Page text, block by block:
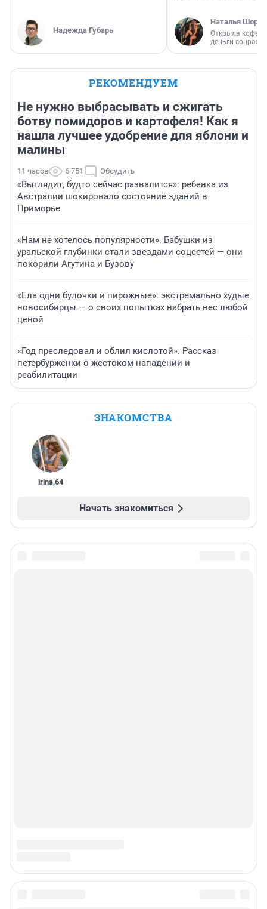
Надежда Губарь
Наталья
Открыла
деньги
РЕКОМЕНДУЕМ
Не нужно выбрасывать и сжигать
ботву помидоров и картофеля! Как я
нашла лучшее удобрение для яблони и
малины
11 часов 6 751 Обсудить
«Выглядит, будто сейчас развалится»: ребенка из
Австралии шокировало состояние зданий в
Приморье
«Нам не хотелось популярности». Бабушки из
уральской глубинки стали звездами соцсетей — они
покорили Агутина и Бузову
«Ела одни булочки и пирожные»: экстремально худые
новосибирцы — о своих попытках набрать вес любой
ценой
«Год преследовал и облил кислотой». Рассказ
петербурженки о жестоком нападении и
реабилитации
ЗНАКОМСТВА
irina,64
Начать знакомиться